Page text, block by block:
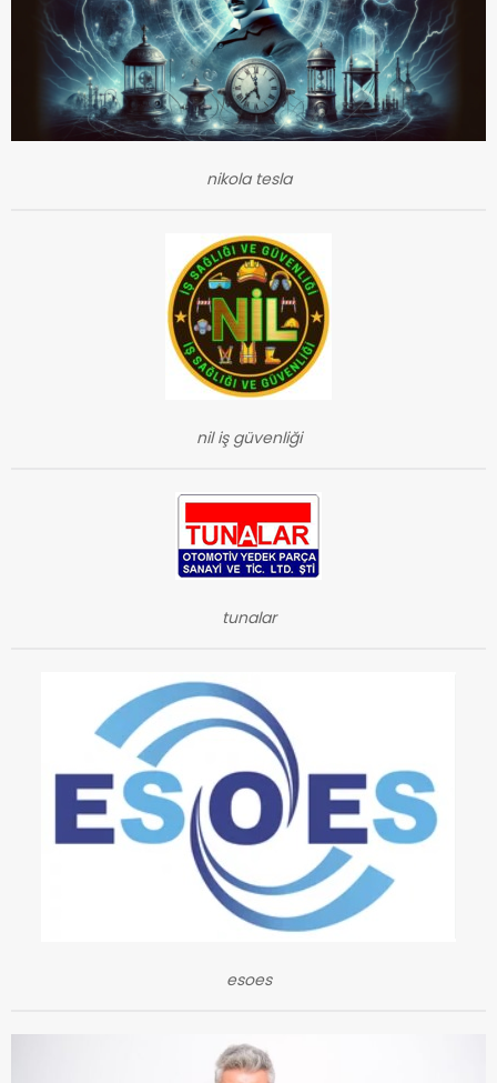
nikola tesla
nil iş güvenliği
tunalar
esoes